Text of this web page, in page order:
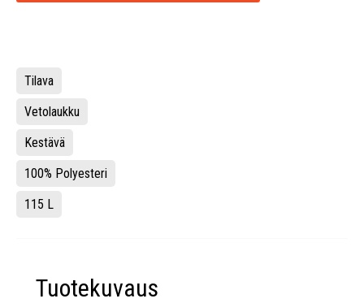
Tilava
Vetolaukku
Kestävä
100% Polyesteri
115 L
Tuotekuvaus